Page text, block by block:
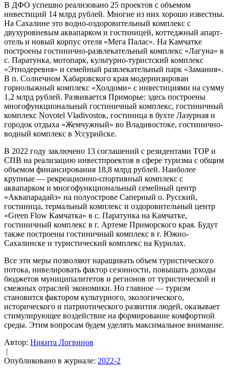
В ДФО успешно реализовано 25 проектов с объемом
инвестиций 14 млрд рублей. Многие из них хорошо известны.
На Сахалине это водно-оздоровительный комплекс с
двухуровневым аквапарком и гостиницей, коттеджный апарт-
отель и новый корпус отеля «Мега Палас». На Камчатке
построены гостинично-развлекательный комплекс «Лагуна» в
с. Паратунка, мотопарк, культурно-туристский комплекс
«Этнодеревня» и семейный развлекательный парк «Замания».
В п. Солнечном Хабаровского края модернизирован
горнолыжный комплекс «Холдоми» с инвестициями на сумму
1,2 млрд рублей. Развивается Приморье: здесь построены
многофункциональный гостиничный комплекс, гостиничный
комплекс Novotel Vladivostoк, гостиница в бухте Лазурная и
городок отдыха «Жемчужный» во Владивостоке, гостинично-
водный комплекс в Уссурийске.
В 2022 году заключено 13 соглашений с резидентами ТОР и
СПВ на реализацию инвестпроектов в сфере туризма с общим
объемом финансирования 18,8 млрд рублей. Наиболее
крупные — рекреационно-спортивный комплекс с
аквапарком и многофункциональный семейный центр
«Аквапарадайз» на полуострове Саперный о. Русский,
гостиница, термальный комплекс и оздоровительный центр
«Green Flow Камчатка» в с. Паратунка на Камчатке,
гостиничный комплекс в г. Артеме Приморского края. Будут
также построены гостиничный комплекс в г. Южно-
Сахалинске и туристический комплекс на Курилах.
Все эти меры позволяют наращивать объем туристического
потока, нивелировать фактор сезонности, повышать доходы
бюджетов муниципалитетов и регионов от туристической и
смежных отраслей экономики. Но главное — туризм
становится фактором культурного, экологического,
исторического и патриотического развития людей, оказывает
стимулирующее воздействие на формирование комфортной
среды. Этим вопросам будем уделять максимальное внимание.
Автор: Никита Логвинов
|
Опубликовано в журнале: 2022-2